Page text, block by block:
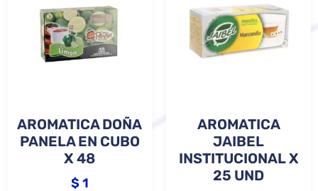
AROMATICA DOÑA
PANELA EN CUBO
X 48
$1
AROMATICA
JAIBEL
INSTITUCIONAL X
25 UND